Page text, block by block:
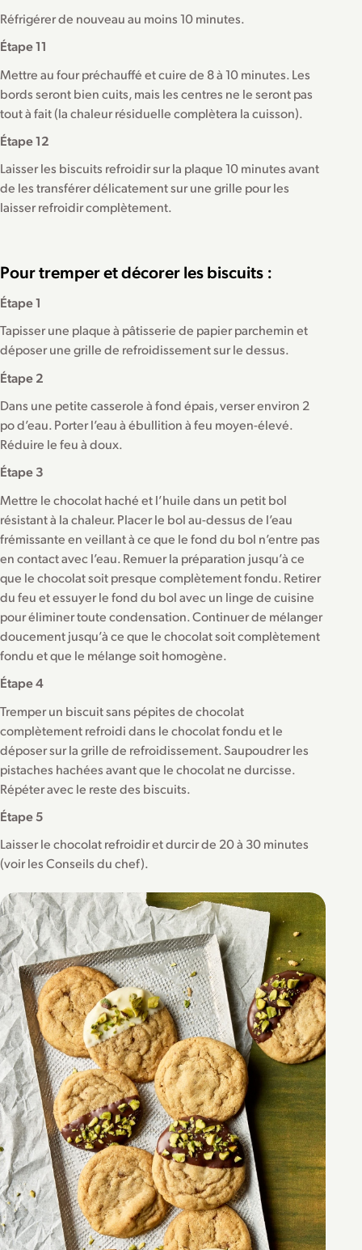
Réfrigérer de nouveau au moins 10 minutes.
Étape 11
Mettre au four préchauffé et cuire de 8 à 10 minutes. Les
bords seront bien cuits, mais les centres ne le seront pas
tout à fait (la chaleur résiduelle complètera la cuisson).
Étape 12
Laisser les biscuits refroidir sur la plaque 10 minutes avant
de les transférer délicatement sur une grille pour les
laisser refroidir complètement.
Pour tremper et décorer les biscuits :
Étape 1
Tapisser une plaque à pâtisserie de papier parchemin et
déposer une grille de refroidissement sur le dessus.
Étape 2
Dans une petite casserole à fond épais, verser environ 2
po d’eau. Porter l’eau à ébullition à feu moyen-élevé.
Réduire le feu à doux.
Étape 3
Mettre le chocolat haché et l’huile dans un petit bol
résistant à la chaleur. Placer le bol au-dessus de l’eau
frémissante en veillant à ce que le fond du bol n’entre pas
en contact avec l’eau. Remuer la préparation jusqu’à ce
que le chocolat soit presque complètement fondu. Retirer
du feu et essuyer le fond du bol avec un linge de cuisine
pour éliminer toute condensation. Continuer de mélanger
doucement jusqu’à ce que le chocolat soit complètement
fondu et que le mélange soit homogène.
Étape 4
Tremper un biscuit sans pépites de chocolat
complètement refroidi dans le chocolat fondu et le
déposer sur la grille de refroidissement. Saupoudrer les
pistaches hachées avant que le chocolat ne durcisse.
Répéter avec le reste des biscuits.
Étape 5
Laisser le chocolat refroidir et durcir de 20 à 30 minutes
(voir les Conseils du chef).